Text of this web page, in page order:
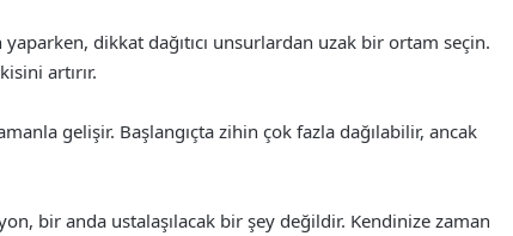
dikkat dağıtıcı unsurlardan uzak bir ortam seçin.
artırır.
gelişir. Başlangıçta zihin çok fazla dağılabilir, ancak
bir anda ustalaşılacak bir şey değildir. Kendinize zaman